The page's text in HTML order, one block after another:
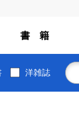
書 籍
洋雑誌